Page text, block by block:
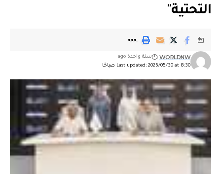
التحتية"
Last updated: 2025/05/30 at 8:30 صباحًا
WORLDNW سنة واحدة ago